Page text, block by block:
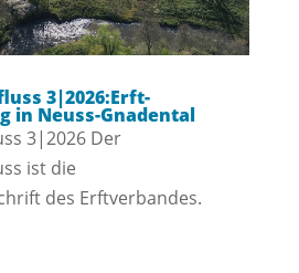
3|2026:Erft-
in Neuss-Gnadental
3|2026 Der
ist die
des Erftverbandes.